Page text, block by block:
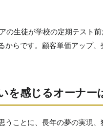
生徒が学校の定期テスト
からです。顧客単価アップ
を感じるオーナー
うことに、長年の夢の実現